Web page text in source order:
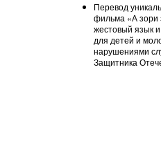
Перевод
фильма «А зори
жестовый язык
для детей и
нарушениями
Защитника